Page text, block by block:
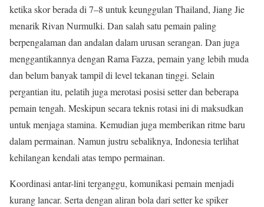
ketika skor berada di 7–8 untuk keunggulan Thailand, Jiang Jie
menarik Rivan Nurmulki. Dan salah satu pemain paling
berpengalaman dan andalan dalam urusan serangan. Dan juga
menggantikannya dengan Rama Fazza, pemain yang lebih muda
dan belum banyak tampil di level tekanan tinggi. Selain
pergantian itu, pelatih juga merotasi posisi setter dan beberapa
pemain tengah. Meskipun secara teknis rotasi ini di maksudkan
untuk menjaga stamina. Kemudian juga memberikan ritme baru
dalam permainan. Namun justru sebaliknya, Indonesia terlihat
kehilangan kendali atas tempo permainan.
Koordinasi antar-lini terganggu, komunikasi pemain menjadi
kurang lancar. Serta dengan aliran bola dari setter ke spiker